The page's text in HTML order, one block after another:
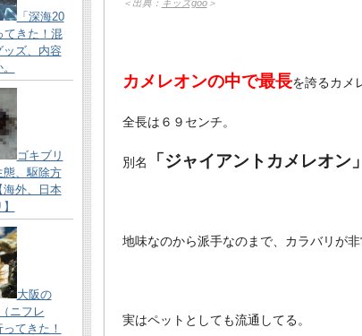
＜出典： キッズgoo＞
カメレオンの中で最長を誇るカメ
全長は６９センチ。
別名 「ジャイアントカメレオン」
地味なのから派手なのまで、カラバリが非
実はペットとしても流通してる。
「深海20
てきた！混
ズ、内容
ゴキブリ
態、駆除方
海外、日本
大阪の
ニフレ
てきた！